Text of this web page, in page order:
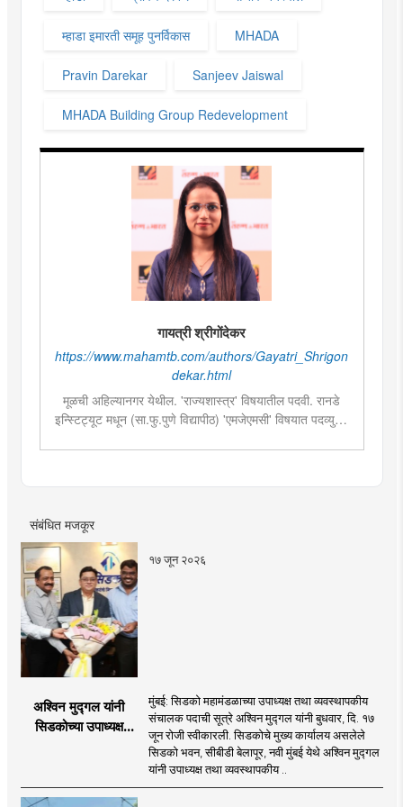
म्हाडा इमारती समूह पुनर्विकास MHADA
Pravin Darekar Sanjeev Jaiswal
MHADA Building Group Redevelopment
गायत्री श्रीगोंदेकर
https://www.mahamtb.com/authors/Gayatri_Shrigon
dekar.html
मूळची अहिल्यानगर येथील. 'राज्यशास्त्र' विषयातील पदवी. रानडे
इन्स्टिट्यूट मधून (सा.फु.पुणे विद्यापीठ) 'एमजेएमसी' विषयात पदव्युत्तर
पदावर रुजू. सद्यस्थितीत 'इन्फ्रास्ट्रक्चर आणि डेव्हलपमेंट' विशेष
संबंधित मजकूर
१७ जून २०२६
अश्विन मुद्गल यांनी
सिडकोच्या उपाध्यक्ष
करण्यास प्राधान्य देणार :
मुंबई: सिडको महामंडळाच्या उपाध्यक्ष तथा व्यवस्थापकीय
संचालक पदाची सूत्रे अश्विन मुद्गल यांनी बुधवार, दि. १७
जून रोजी स्वीकारली. सिडकोचे मुख्य कार्यालय असलेले
सिडको भवन, सीबीडी बेलापूर, नवी मुंबई येथे अश्विन मुद्गल
यांनी उपाध्यक्ष तथा व्यवस्थापकीय ..